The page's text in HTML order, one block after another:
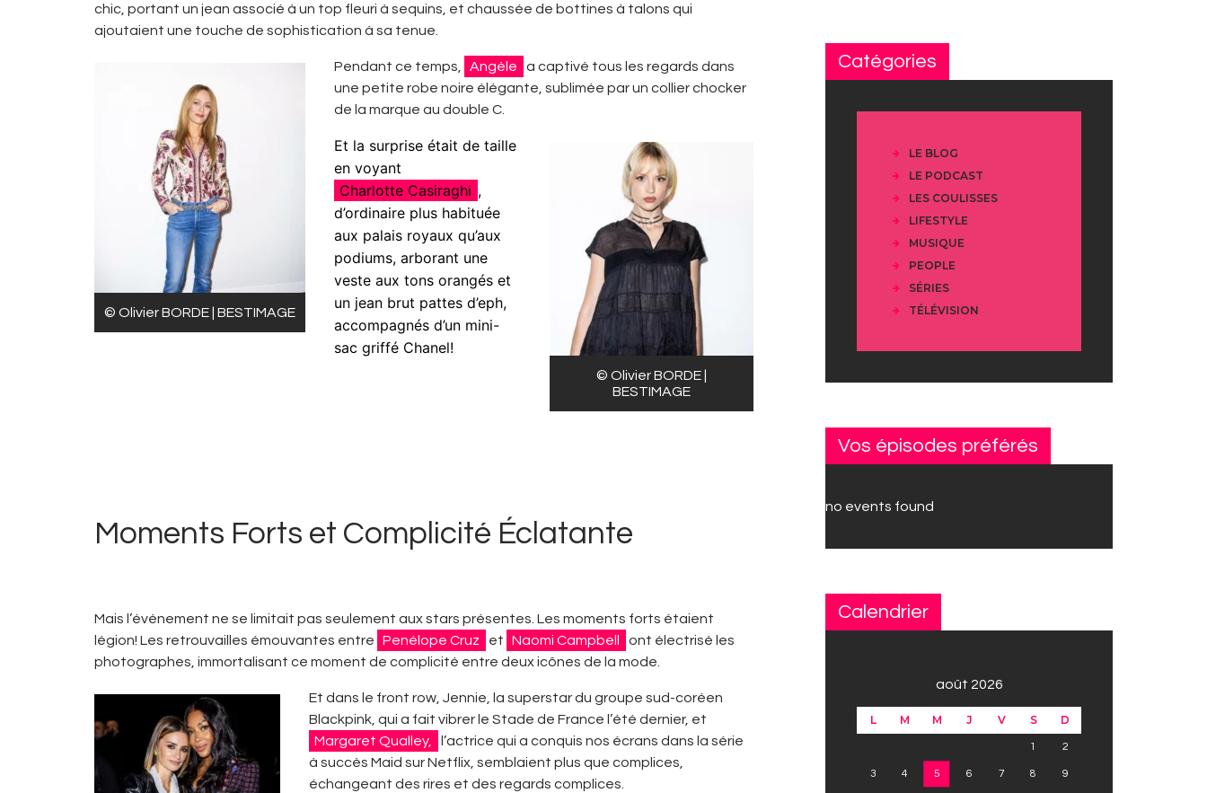
chic, portant un jean associé à un top fleuri à sequins, et chaussée de bottines à talons qui
ajoutaient une touche de sophistication à sa tenue.
© Olivier BORDE | BESTIMAGE
Pendant ce temps, Angèle
a captivé tous les regards dans
une petite robe noire élégante, sublimée par un collier chocker
de la marque au double C.
© Olivier BORDE |
BESTIMAGE
Et la surprise était de taille
en voyant
Charlotte Casiraghi ,
d’ordinaire plus habituée
aux palais royaux qu’aux
podiums, arborant une
veste aux tons orangés et
un jean brut pattes d’eph,
accompagnés d’un mini-
sac griffé Chanel!
Moments Forts et Complicité Éclatante
Mais l’événement ne se limitait pas seulement aux stars présentes. Les moments forts étaient
légion! Les retrouvailles émouvantes entre
Penélope Cruz et Naomi Campbell
ont électrisé les
photographes, immortalisant ce moment de complicité entre deux icônes de la mode.
Et dans le front row, Jennie, la superstar du groupe sud-coréen
Blackpink, qui a fait vibrer le Stade de France l’été dernier, et
Margaret Qualley,
l’actrice qui a conquis nos écrans dans la série
à succès Maid sur Netflix, semblaient plus que complices,
échangeant des rires et des regards complices.
Catégories
LE BLOG
LE PODCAST
LES COULISSES
LIFESTYLE
MUSIQUE
PEOPLE
SÉRIES
TÉLÉVISION
Vos épisodes préférés
no events found
Calendrier
août 2026
L M M J V S D
1 2
3 4 5 6 7 8 9